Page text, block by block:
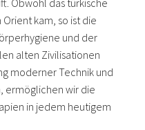
kam, so ist die
und der
alten Zivilisationen
moderner Technik und
ermöglichen wir die
in jedem heutigem